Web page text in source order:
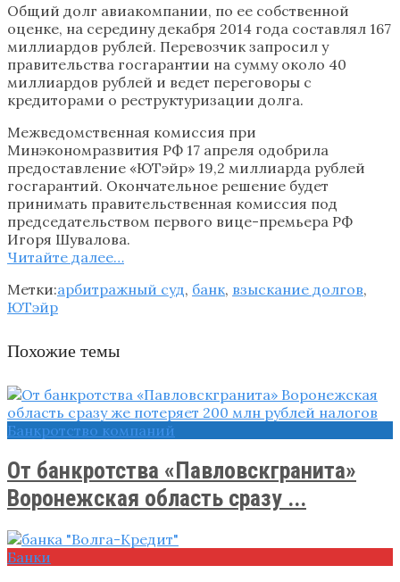
Общий долг авиакомпании, по ее собственной
оценке, на середину декабря 2014 года составлял 167
миллиардов рублей. Перевозчик запросил у
правительства госгарантии на сумму около 40
миллиардов рублей и ведет переговоры с
кредиторами о реструктуризации долга.
Межведомственная комиссия при
Минэкономразвития РФ 17 апреля одобрила
предоставление «ЮТэйр» 19,2 миллиарда рублей
госгарантий. Окончательное решение будет
принимать правительственная комиссия под
председательством первого вице-премьера РФ
Игоря Шувалова.
Читайте далее…
Метки:арбитражный суд, банк, взыскание долгов,
ЮТэйр
Похожие темы
Банкротство компаний
От банкротства «Павловскгранита»
Воронежская область сразу ...
Банки